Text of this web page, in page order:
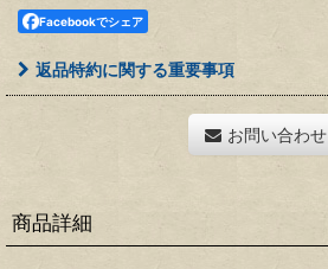
Facebookでシェア
返品特約に関する重要事項
お問い合わせ
商品詳細